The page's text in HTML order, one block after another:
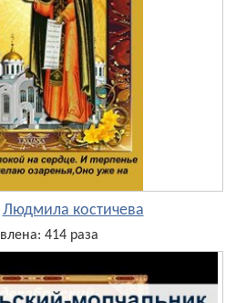
Людмила костичева
414 раза